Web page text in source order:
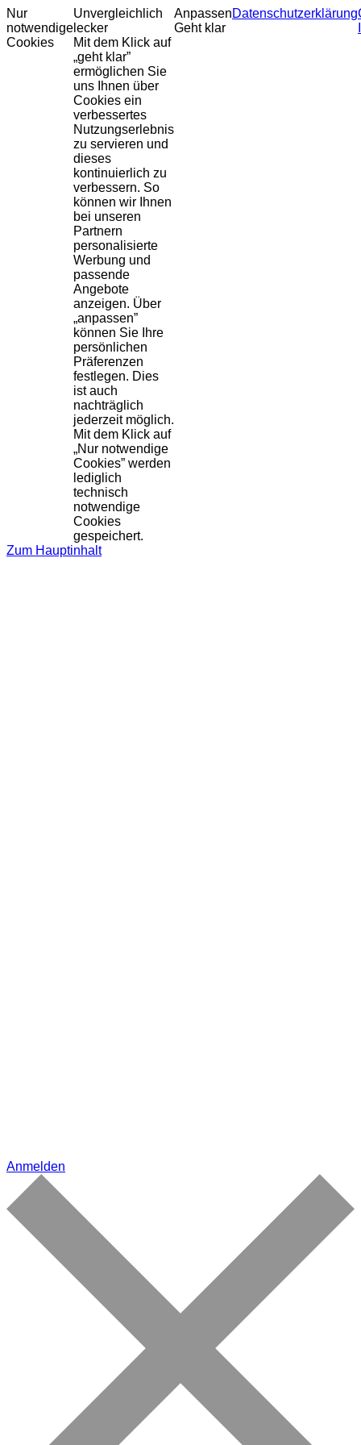
Nur
notwendige
Cookies
Unvergleichlich
lecker
Mit dem Klick auf
„geht klar”
ermöglichen Sie
uns Ihnen über
Cookies ein
verbessertes
Nutzungserlebnis
zu servieren und
dieses
kontinuierlich zu
verbessern. So
können wir Ihnen
bei unseren
Partnern
personalisierte
Werbung und
passende
Angebote
anzeigen. Über
„anpassen”
können Sie Ihre
persönlichen
Präferenzen
festlegen. Dies
ist auch
nachträglich
jederzeit möglich.
Mit dem Klick auf
„Nur notwendige
Cookies” werden
lediglich
technisch
notwendige
Cookies
gespeichert.
Anpassen
Geht klar
Datenschutzerklärung
Zum Hauptinhalt
Anmelden